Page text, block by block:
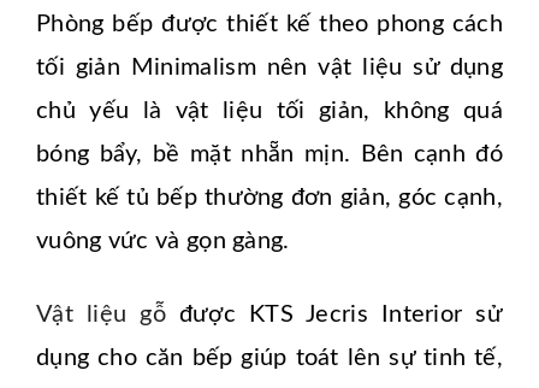
Phòng bếp được thiết kế theo phong cách
tối giản Minimalism nên vật liệu sử dụng
chủ yếu là vật liệu tối giản, không quá
bóng bẩy, bề mặt nhẵn mịn. Bên cạnh đó
thiết kế tủ bếp thường đơn giản, góc cạnh,
vuông vức và gọn gàng.
Vật liệu gỗđược KTS Jecris Interior sử
dụng cho căn bếp giúp toát lên sự tinh tế,